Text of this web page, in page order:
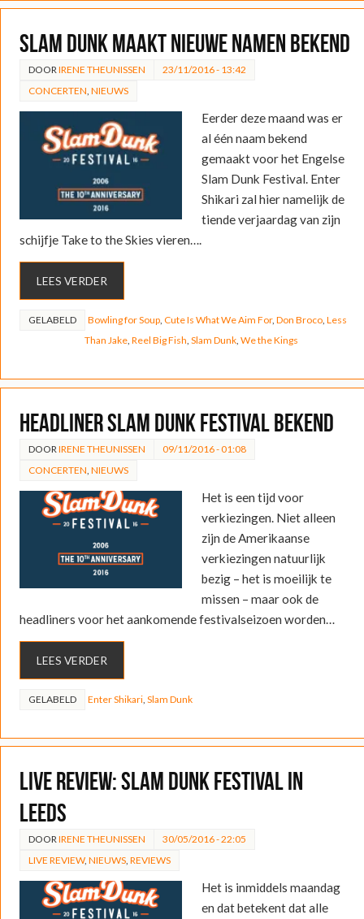
Slam Dunk maakt nieuwe namen bekend
DOOR IRENE THEUNISSEN
23/11/2016 - 13:42
CONCERTEN NIEUWS
Eerder deze maand was er
al één naam bekend
gemaakt voor het Engelse
Slam Dunk Festival. Enter
Shikari zal hier namelijk de
tiende verjaardag van zijn
schijfje Take to the Skies vieren….
LEES VERDER
GELABELD Bowling for Soup, Cute Is What We Aim For, Don Broco, Less
Than Jake, Reel Big Fish Slam Dunk, We the Kings
Headliner Slam Dunk Festival bekend
DOOR IRENE THEUNISSEN
09/11/2016 - 01:08
CONCERTEN NIEUWS
Het is een tijd voor
verkiezingen. Niet alleen
zijn de Amerikaanse
verkiezingen natuurlijk
bezig – het is moeilijk te
missen – maar ook de
headliners voor het aankomende festivalseizoen worden…
LEES VERDER
GELABELD Enter Shikari, Slam Dunk
LIVE REVIEW: Slam Dunk Festival in
Leeds
DOOR IRENE THEUNISSEN
30/05/2016 - 22:05
LIVE REVIEW, NIEUWS, REVIEWS
Het is inmiddels maandag
en dat betekent dat alle